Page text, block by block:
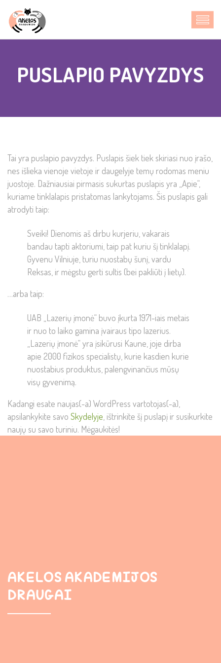
PUSLAPIO PAVYZDYS
Tai yra puslapio pavyzdys. Puslapis šiek tiek skiriasi nuo įrašo,
nes išlieka vienoje vietoje ir daugelyje temų rodomas meniu
juostoje. Dažniausiai pirmasis sukurtas puslapis yra „Apie“,
kuriame tinklalapis pristatomas lankytojams. Šis puslapis gali
atrodyti taip:
Sveiki! Dienomis aš dirbu kurjeriu, vakarais
bandau tapti aktoriumi, taip pat kuriu šį tinklalapį.
Gyvenu Vilniuje, turiu nuostabų šunį, vardu
Reksas, ir mėgstu gerti sultis (bei pakliūti į lietų).
…arba taip:
UAB „Lazerių įmonė“ buvo įkurta 1971-iais metais
ir nuo to laiko gamina įvairaus tipo lazerius.
„Lazerių įmonė“ yra įsikūrusi Kaune, joje dirba
apie 2000 fizikos specialistų, kurie kasdien kurie
nuostabius produktus, palengvinančius mūsų
visų gyvenimą.
Kadangi esate naujas(-a) WordPress vartotojas(-a),
apsilankykite savo Skydelyje , ištrinkite šį puslapį ir susikurkite
naujų su savo turiniu. Mėgaukitės!
AKELOS AKADEMIJOS
DRAUGAI